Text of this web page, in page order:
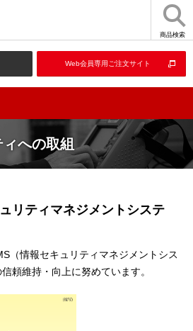
商品検索
Web会員専用ご注文サイト
への取組
リティマネジメントシステ
（情報セキュリティマネジメントシス
頼維持・向上に努めています。